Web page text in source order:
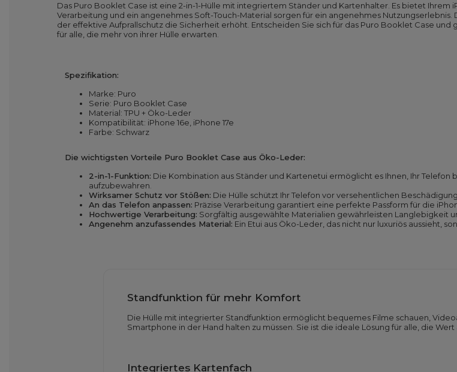
Das Puro Booklet Case ist eine 2-in-1-Hülle mit integriertem Ständer und Kartenhalter. Es bietet
Verarbeitung und ein angenehmes Soft-Touch-Material sorgen für ein angenehmes
der effektive Aufprallschutz die Sicherheit erhöht. Entscheiden Sie sich für das Puro Booklet Case
für alle, die mehr von ihrer Hülle erwarten.
Spezifikation:
Marke: Puro
Serie: Puro Booklet Case
Material: TPU + Öko-Leder
Kompatibilität: iPhone 16e, iPhone 17e
Farbe: Schwarz
Die wichtigsten Vorteile Puro Booklet Case aus Öko-Leder:
2-in-1-Funktion: Die Kombination aus Ständer und Kartenetui ermöglicht es Ihnen, Ihr
aufzubewahren.
Wirksamer Schutz vor Stößen: Die Hülle schützt Ihr Telefon vor versehentlichen
An das Telefon anpassen: Präzise Verarbeitung garantiert eine perfekte Passform für die
Hochwertige Verarbeitung: Sorgfältig ausgewählte Materialien gewährleisten Langlebigkeit
Angenehm anzufassendes Material: Ein Etui aus Öko-Leder, das nicht nur luxuriös aussieht,
Standfunktion für mehr Komfort
Die Hülle mit integrierter Standfunktion ermöglicht bequemes Filme schauen,
Smartphone in der Hand halten zu müssen. Sie ist die ideale Lösung für alle, die
Integriertes Kartenfach